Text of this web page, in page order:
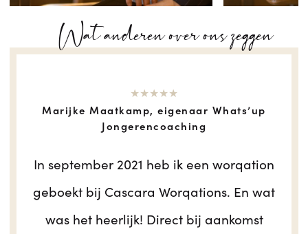
Wat anderen over ons zeggen
Marijke Maatkamp, eigenaar Whats’up
Jongerencoaching
★★★★★
In september 2021 heb ik een worqation
geboekt bij Cascara Worqations. En wat
was het heerlijk! Direct bij aankomst